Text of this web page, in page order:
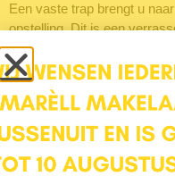
Een vaste trap brengt u
opstelling. Dit is een
mogelijkheden en er is veel
en aftimmering. Een ideale
van de maken.
De tuin
De tuin is met veel